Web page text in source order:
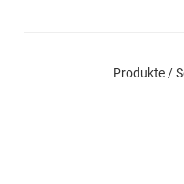
Produkte /